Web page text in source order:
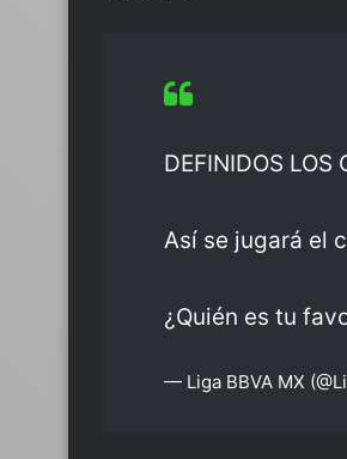
DEFINIDOS LOS
Así se jugará el
¿Quién es tu
— Liga BBVA MX